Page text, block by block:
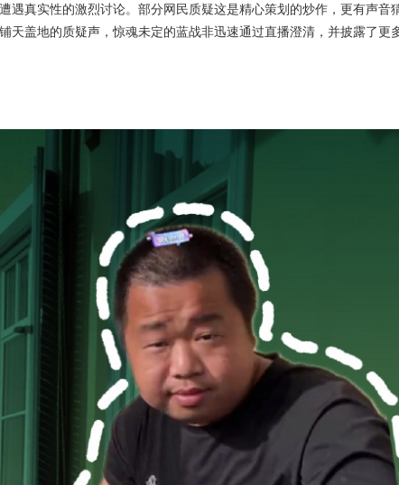
遇真实性的激烈讨论。部分网民质疑这是精心策划的炒作，更有声音
天盖地的质疑声，惊魂未定的蓝战非迅速通过直播澄清，并披露了更